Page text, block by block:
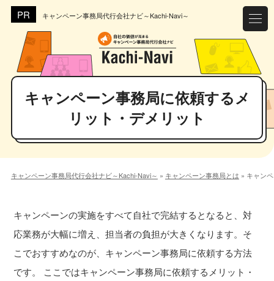
キャンペーン事務局代行会社ナビ～Kachi-Navi～
キャンペーン事務局に依頼するメ
リット・デメリット
キャンペーン事務局代行会社ナビ～Kachi-Navi～ » キャンペーン事務局とは » キャン
キャンペーンの実施をすべて自社で完結するとなると、対
応業務が大幅に増え、担当者の負担が大きくなります。そ
こでおすすめなのが、キャンペーン事務局に依頼する方法
です。 ここではキャンペーン事務局に依頼するメリット・